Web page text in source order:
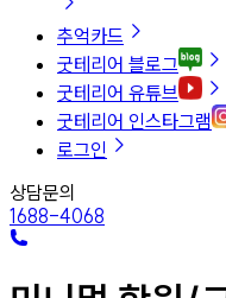
추억카드
굿테리어 블로그
굿테리어 유튜브
굿테리어 인스타그램
로그인
상담문의
1688-4068